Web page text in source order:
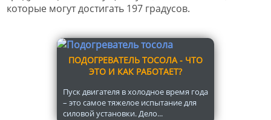
которые могут достигать 197 градусов.
ПОДОГРЕВАТЕЛЬ ТОСОЛА - ЧТО
ЭТО И КАК РАБОТАЕТ?
Пуск двигателя в холодное время года
– это самое тяжелое испытание для
силовой установки. Дело...